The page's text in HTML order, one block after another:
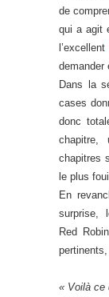
de
qui a agit
demander
Dans la
cases
donc
chapitre,
chapitres
le plus
En
surprise,
Red
« Voilà ce